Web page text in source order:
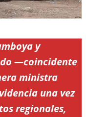
y
—coincidente
ministra
una vez
regionales,